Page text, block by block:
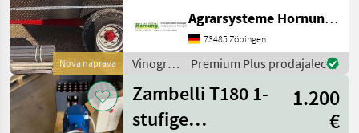
Nova naprava
Tridem Zweiachser mit
Drehschemel Sagen Sie uns
was Sie möchten Größe /
Breifung / Zubehör, dann
be
Agrarsysteme Hornung GmbH & Co. KG
73485 Zöbingen
Vinogradništvo
Sonstige
Premium Plus prodajalec
Zambelli T180 1-
stufige
1.200
€